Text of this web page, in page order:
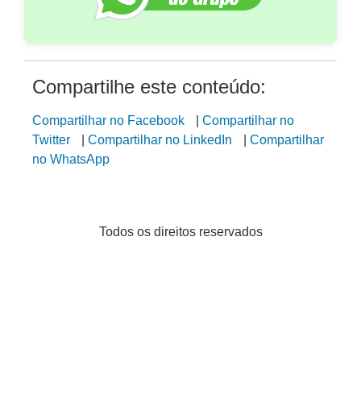
Compartilhe este conteúdo:
Compartilhar no Facebook
Compartilhar no
Twitter
Compartilhar no LinkedIn
Compartilhar
no WhatsApp
Todos os direitos reservados